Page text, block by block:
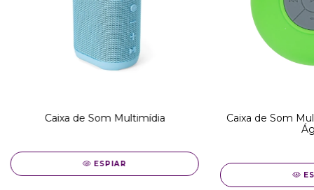
Caixa de Som Multimídia
ESPIAR
Caixa de Som